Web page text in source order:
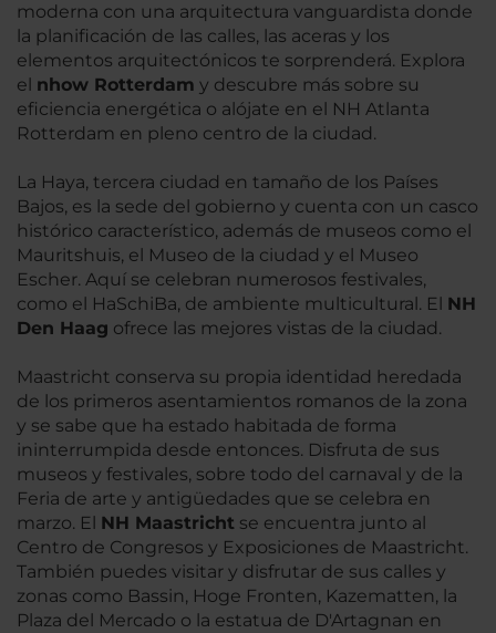
moderna con una arquitectura vanguardista donde
la planificación de las calles, las aceras y los
elementos arquitectónicos te sorprenderá. Explora
el nhow Rotterdam y descubre más sobre su
eficiencia energética o alójate en el NH Atlanta
Rotterdam en pleno centro de la ciudad.
La Haya, tercera ciudad en tamaño de los Países
Bajos, es la sede del gobierno y cuenta con un casco
histórico característico, además de museos como el
Mauritshuis, el Museo de la ciudad y el Museo
Escher. Aquí se celebran numerosos festivales,
como el HaSchiBa, de ambiente multicultural. El NH
Den Haag ofrece las mejores vistas de la ciudad.
Maastricht conserva su propia identidad heredada
de los primeros asentamientos romanos de la zona
y se sabe que ha estado habitada de forma
ininterrumpida desde entonces. Disfruta de sus
museos y festivales, sobre todo del carnaval y de la
Feria de arte y antigüedades que se celebra en
marzo. El NH Maastricht se encuentra junto al
Centro de Congresos y Exposiciones de Maastricht.
También puedes visitar y disfrutar de sus calles y
zonas como Bassin, Hoge Fronten, Kazematten, la
Plaza del Mercado o la estatua de D'Artagnan en